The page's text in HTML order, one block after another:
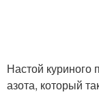
Настой куриного
азота, который